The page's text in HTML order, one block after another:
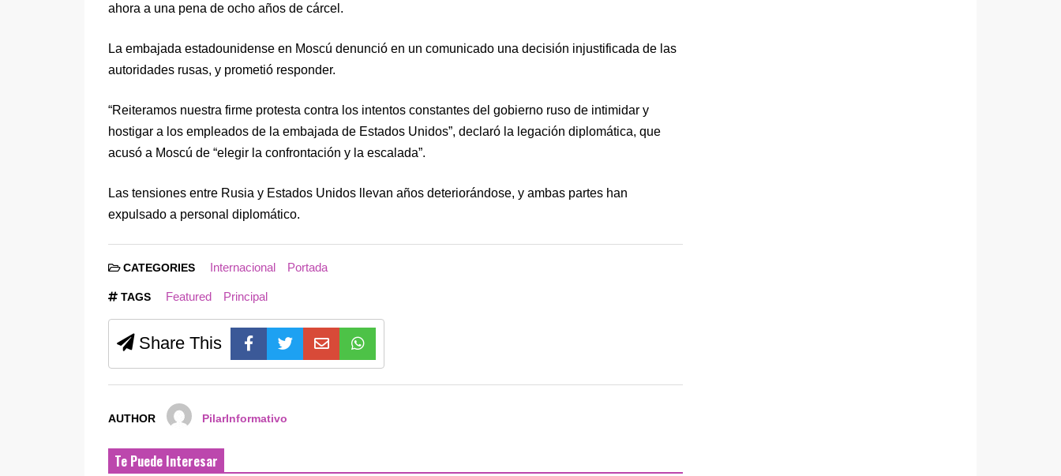
ahora a una pena de ocho años de cárcel.
La embajada estadounidense en Moscú denunció en un comunicado una decisión injustificada de las
autoridades rusas, y prometió responder.
“Reiteramos nuestra firme protesta contra los intentos constantes del gobierno ruso de intimidar y
hostigar a los empleados de la embajada de Estados Unidos”, declaró la legación diplomática, que
acusó a Moscú de “elegir la confrontación y la escalada”.
Las tensiones entre Rusia y Estados Unidos llevan años deteriorándose, y ambas partes han
expulsado a personal diplomático.
CATEGORIES Internacional Portada
TAGS Featured Principal
Share This
AUTHOR PilarInformativo
Te Puede Interesar